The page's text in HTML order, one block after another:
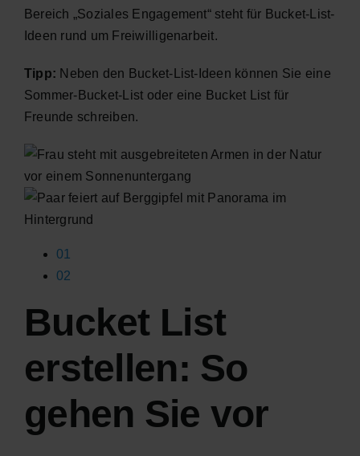
Bereich „Soziales Engagement“ steht für Bucket-List-
Ideen rund um Freiwilligenarbeit.
Tipp: Neben den Bucket-List-Ideen können Sie eine
Sommer-Bucket-List oder eine Bucket List für
Freunde schreiben.
01
02
Bucket List
erstellen: So
gehen Sie vor